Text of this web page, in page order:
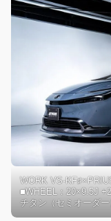
WORK VS-
■WHEEL：20×9.5J
チタン（セミオーダー